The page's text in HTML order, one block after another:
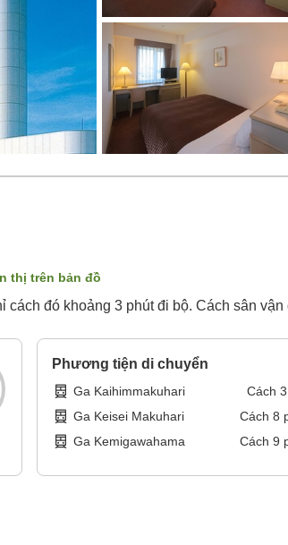
thị trên bản đồ
đó khoảng 3 phút đi bộ. Cách sân
Phương tiện di chuyển
Ga Kaihimmakuhari Cách 3
Ga Keisei Makuhari
Cách 8
Ga Kemigawahama
Cách 9